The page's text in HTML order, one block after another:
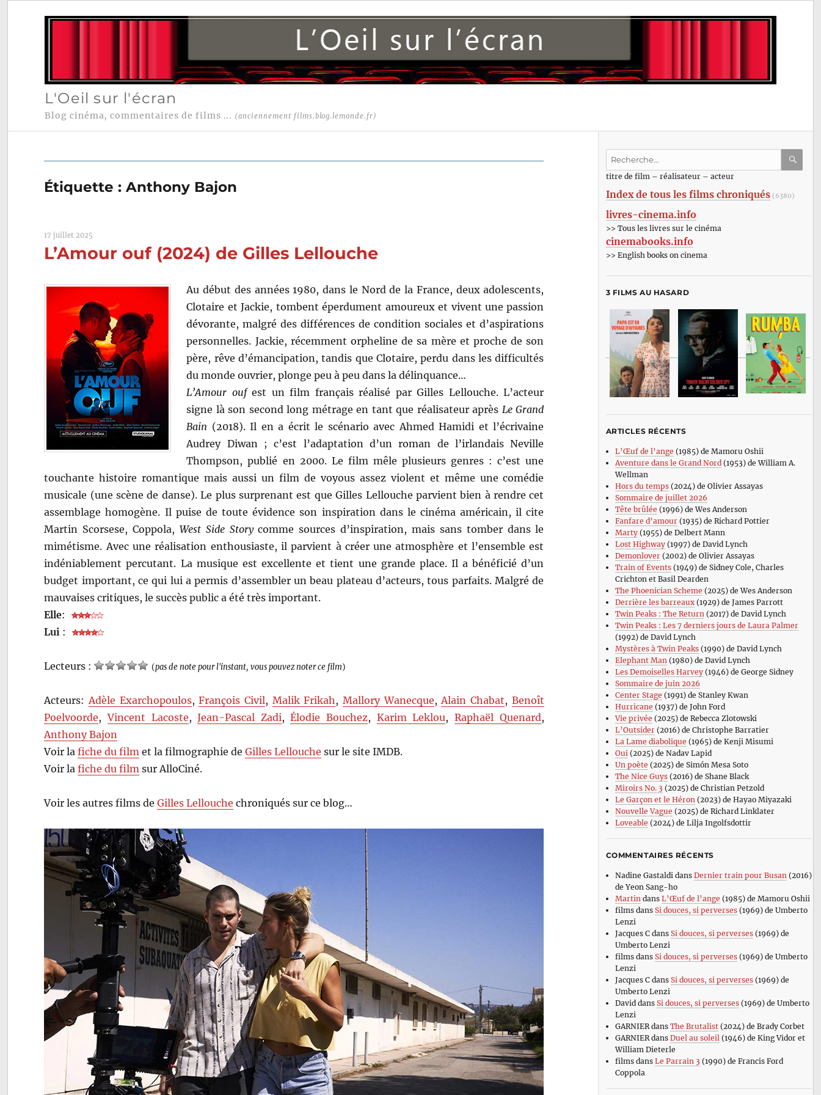
L'Oeil sur l'écran
Blog cinéma, commentaires de films ... (anciennement films.blog.lemonde.fr)
Étiquette :Anthony Bajon
17 juillet 2025
L’Amour ouf (2024) de Gilles Lellouche
Au début des années 1980, dans le Nord de la France, deux adolescents,
Clotaire et Jackie, tombent éperdument amoureux et vivent une passion
dévorante, malgré des différences de condition sociales et d’aspirations
personnelles. Jackie, récemment orpheline de sa mère et proche de son
père, rêve d’émancipation, tandis que Clotaire, perdu dans les difficultés
du monde ouvrier, plonge peu à peu dans la délinquance…
L’Amour oufest un film français réalisé par Gilles Lellouche. L’acteur
signe là son second long métrage en tant que réalisateur après Le Grand
Bain (2018). Il en a écrit le scénario avec Ahmed Hamidi et l’écrivaine
Audrey Diwan ; c’est l’adaptation d’un roman de l’irlandais Neville
Thompson, publié en 2000. Le film mêle plusieurs genres : c’est une
touchante histoire romantique mais aussi un film de voyous assez violent et même une comédie
musicale (une scène de danse). Le plus surprenant est que Gilles Lellouche parvient bien à rendre cet
assemblage homogène. Il puise de toute évidence son inspiration dans le cinéma américain, il cite
Martin Scorsese, Coppola, West Side Storycomme sources d’inspiration, mais sans tomber dans le
mimétisme. Avec une réalisation enthousiaste, il parvient à créer une atmosphère et l’ensemble est
indéniablement percutant. La musique est excellente et tient une grande place. Il a bénéficié d’un
budget important, ce qui lui a permis d’assembler un beau plateau d’acteurs, tous parfaits. Malgré de
mauvaises critiques, le succès public a été très important.
Elle:
Lui :
Lecteurs : (pas de note pour l'instant, vous pouvez noter ce film)
Acteurs: Adèle Exarchopoulos,François Civil, Malik Frikah , Mallory Wanecque, Alain Chabat, Benoît
Poelvoorde,Vincent Lacoste,Jean-Pascal Zadi,Élodie Bouchez, Karim Leklou, Raphaël Quenard,
Anthony Bajon
Voir lafiche du film et la filmographie deGilles Lellouche sur le site IMDB.
Voir lafiche du film sur AlloCiné.
Voir les autres films deGilles Lellouche chroniqués sur ce blog…
Recherche
:titre de film – réalisateur – acteur
Index de tous les films chroniqués (6380)
livres-cinema.info
>> Tous les livres sur le cinéma
cinemabooks.info
>> English books on cinema
3 FILMS AU HASARD
ARTICLES RÉCENTS
L’Œuf de l’ange (1985) de Mamoru Oshii
Aventure dans le Grand Nord(1953) de William A.
Wellman
Hors du temps(2024) de Olivier Assayas
Sommaire de juillet 2026
Tête brûlée (1996) de Wes Anderson
Fanfare d’amour(1935) de Richard Pottier
Marty(1955) de Delbert Mann
Lost Highway(1997) de David Lynch
Demonlover(2002) de Olivier Assayas
Train of Events(1949) de Sidney Cole, Charles
Crichton et Basil Dearden
The Phoenician Scheme (2025) de Wes Anderson
Derrière les barreaux(1929) de James Parrott
Twin Peaks : The Return(2017) de David Lynch
Twin Peaks : Les 7 derniers jours de Laura Palmer
(1992) de David Lynch
Mystères à Twin Peaks(1990) de David Lynch
Elephant Man(1980) de David Lynch
Les Demoiselles Harvey(1946) de George Sidney
Sommaire de juin 2026
Center Stage (1991) de Stanley Kwan
Hurricane (1937) de John Ford
Vie privée (2025) de Rebecca Zlotowski
L’Outsider(2016) de Christophe Barratier
La Lame diabolique (1965) de Kenji Misumi
Oui(2025) de Nadav Lapid
Un poète (2025) de Simón Mesa Soto
The Nice Guys(2016) de Shane Black
Miroirs No. 3 (2025) de Christian Petzold
Le Garçon et le Héron(2023) de Hayao Miyazaki
Nouvelle Vague (2025) de Richard Linklater
Loveable (2024) de Lilja Ingolfsdottir
COMMENTAIRES RÉCENTS
Nadine Gastaldi dans Dernier train pour Busan (2016)
de Yeon Sang-ho
Martin dans L’Œuf de l’ange (1985) de Mamoru Oshii
filmsdans Si douces, si perverses(1969) de Umberto
Lenzi
Jacques Cdans Si douces, si perverses(1969) de
Umberto Lenzi
filmsdans Si douces, si perverses(1969) de Umberto
Lenzi
Jacques Cdans Si douces, si perverses(1969) de
Umberto Lenzi
David dans Si douces, si perverses(1969) de Umberto
Lenzi
GARNIERdans The Brutalist(2024) de Brady Corbet
GARNIERdans Duel au soleil (1946) de King Vidor et
William Dieterle
filmsdans Le Parrain 3 (1990) de Francis Ford
Coppola